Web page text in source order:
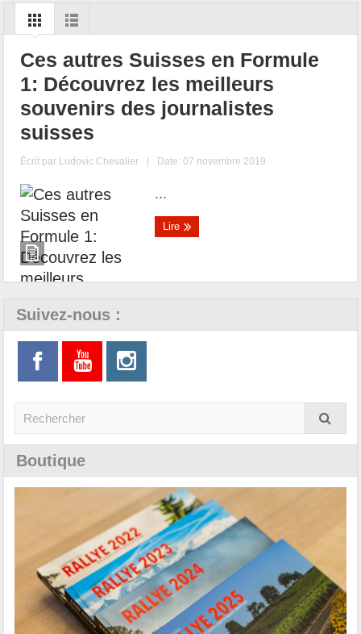
Ces autres Suisses en Formule
1: Découvrez les meilleurs
souvenirs des journalistes
suisses
Écrit par Ludovic Chevalier | Date: 07 novembre 2019
...
Lire
Suivez-nous :
Boutique